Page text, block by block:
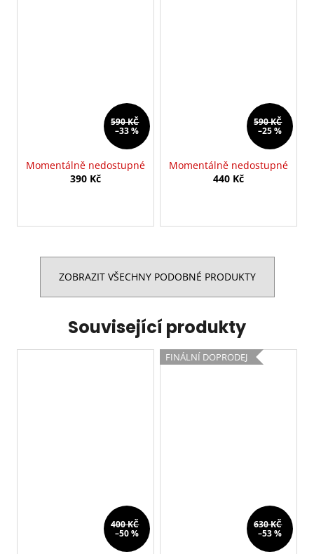
590 KČ
–33 %
Momentálně nedostupné
390 Kč
590 KČ
–25 %
Momentálně nedostupné
440 Kč
ZOBRAZIT VŠECHNY PODOBNÉ PRODUKTY
Související produkty
400 KČ
–50 %
FINÁLNÍ DOPRODEJ
630 KČ
–53 %